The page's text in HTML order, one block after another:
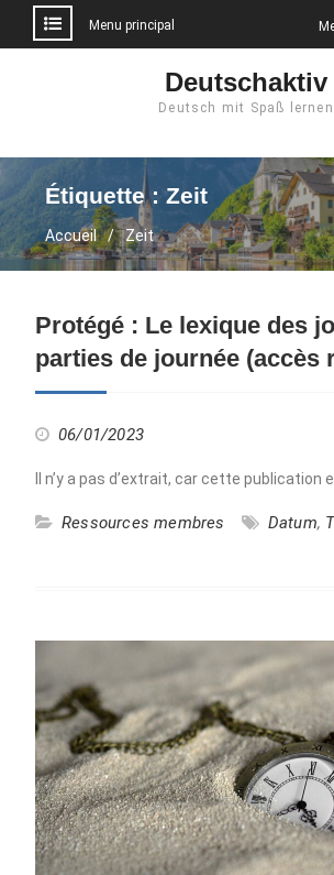
Menu principal
Deutschaktiv
Deutsch mit Spaß lernen
Étiquette :Zeit
Accueil Zeit
Protégé : Le lexique des
parties de journée (accès
06/01/2023
Il n’y a pas d’extrait, car cette publication
Ressources membres Datum,